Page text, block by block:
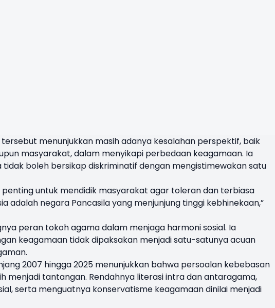
menunjukkan masih adanya kesalahan perspektif, baik
masyarakat, dalam menyikapi perbedaan keagamaan. Ia
boleh bersikap diskriminatif dengan mengistimewakan satu
untuk mendidik masyarakat agar toleran dan terbiasa
adalah negara Pancasila yang menjunjung tinggi kebhinekaan,”
peran tokoh agama dalam menjaga harmoni sosial. Ia
keagamaan tidak dipaksakan menjadi satu-satunya acuan
2007 hingga 2025 menunjukkan bahwa persoalan kebebasan
menjadi tantangan. Rendahnya literasi intra dan antaragama,
serta menguatnya konservatisme keagamaan dinilai menjadi